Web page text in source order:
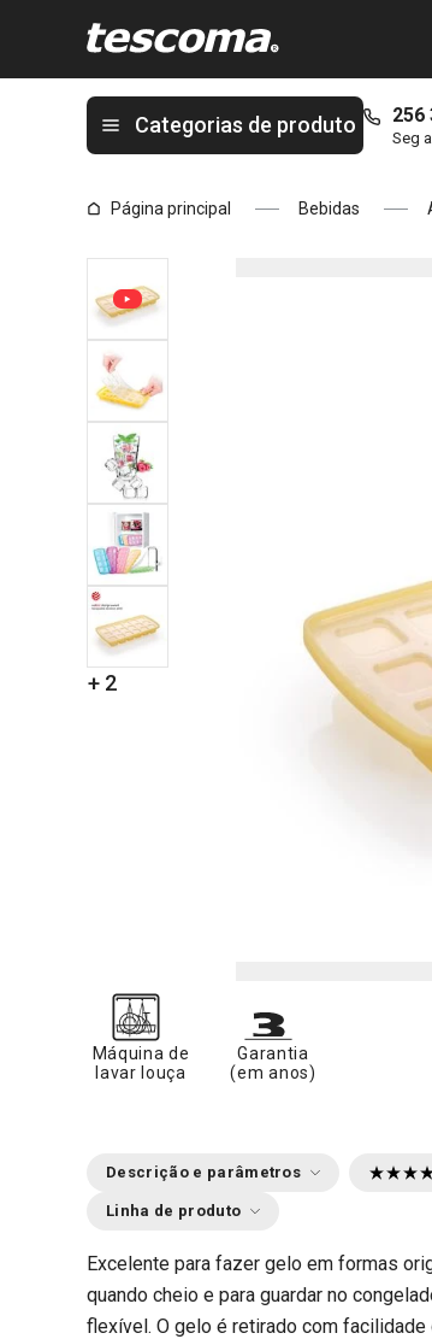
Categorias de produto 256
Seg
Página principal Bebidas
+ 2
Máquina de
lavar louça
Garantia
(em anos)
Descrição e parâmetros
Linha de produto
Excelente para fazer gelo em formas
quando cheio e para guardar no
flexível. O gelo é retirado com facilidade